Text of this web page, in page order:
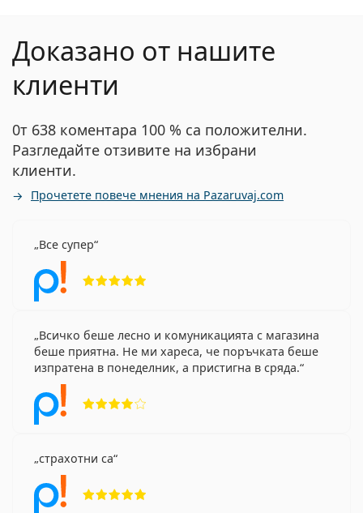
Доказано от нашите
клиенти
0т 638 коментара 100 % са положителни.
Разгледайте отзивите на избрани
клиенти.
Прочетете повече мнения на Pazaruvaj.com
Все супер
Всичко беше лесно и комуникацията с магазина
беше приятна. Не ми хареса, че поръчката беше
изпратена в понеделник, а пристигна в сряда.
страхотни са